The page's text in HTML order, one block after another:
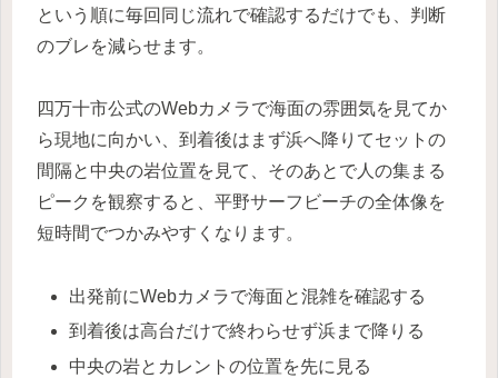
という順に毎回同じ流れで確認するだけでも、判断
のブレを減らせます。
四万十市公式のWebカメラで海面の雰囲気を見てか
ら現地に向かい、到着後はまず浜へ降りてセットの
間隔と中央の岩位置を見て、そのあとで人の集まる
ピークを観察すると、平野サーフビーチの全体像を
短時間でつかみやすくなります。
出発前にWebカメラで海面と混雑を確認する
到着後は高台だけで終わらせず浜まで降りる
中央の岩とカレントの位置を先に見る